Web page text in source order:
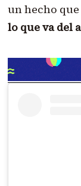
un hecho
lo que va del